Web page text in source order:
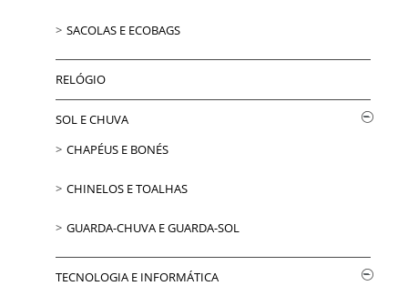
SACOLAS E ECOBAGS
RELÓGIO
SOL E CHUVA
CHAPÉUS E BONÉS
CHINELOS E TOALHAS
GUARDA-CHUVA E GUARDA-SOL
TECNOLOGIA E INFORMÁTICA